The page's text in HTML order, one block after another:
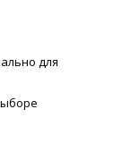
для